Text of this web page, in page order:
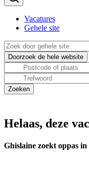
Vacatures
Gehele site
Helaas, deze
Ghislaine zoekt oppas